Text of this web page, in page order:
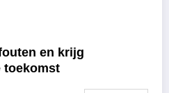
en krijg
toekomst